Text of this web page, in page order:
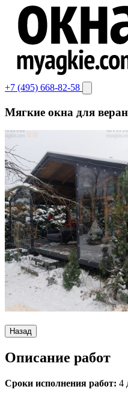
+7 (495) 668-82-58
Мягкие окна для
Назад
Описание работ
Сроки исполнения работ: 4